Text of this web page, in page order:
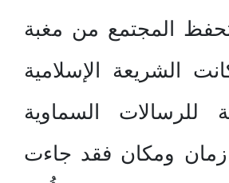
المجتمع من مغبة
الشريعة الإسلامية
للرسالات السماوية
ومكان فقد جاءت